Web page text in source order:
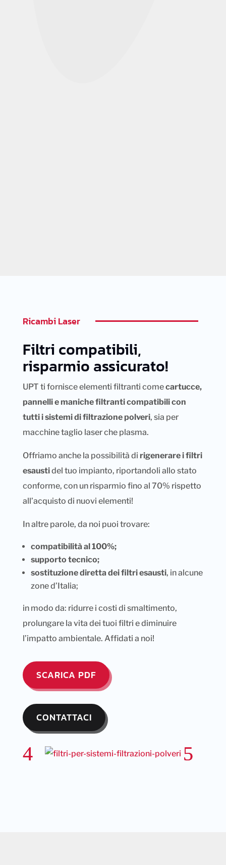
Ricambi Laser
Filtri compatibili,
risparmio assicurato!
UPT ti fornisce elementi filtranti comecartucce,
pannelli e maniche filtranti compatibili con
tutti i sistemi di filtrazione polveri, sia per
macchine taglio laser che plasma.
Offriamo anche la possibilità di rigenerare i filtri
esaustidel tuo impianto, riportandoli allo stato
conforme, con un risparmio fino al 70% rispetto
all’acquisto di nuovi elementi!
In altre parole, da noi puoi trovare:
compatibilità al 100%;
supporto tecnico;
sostituzione diretta dei filtri esausti, in alcune
zone d’Italia;
in modo da: ridurre i costi di smaltimento,
prolungare la vita dei tuoi filtri e diminuire
l’impatto ambientale. Affidati a noi!
SCARICA PDF
CONTATTACI